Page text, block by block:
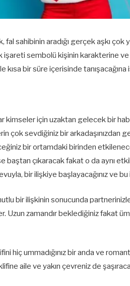
fal sahibinin aradığı gerçek aşkı çok
işareti sembolü kişinin karakterine ve
kısa bir süre içerisinde tanışacağına
kimseler için uzaktan gelecek bir
çok sevdiğiniz bir arkadaşınızdan
bir ortamdaki birinden
baştan çıkaracak fakat o da aynı
bir ilişkiye başlayacağınız ve
bir ilişkinin sonucunda
Uzun zamandır beklediğiniz fakat
hiç ummadığınız bir anda ve
aile ve yakın çevreniz de